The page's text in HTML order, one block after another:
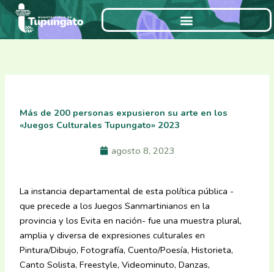
Ir
contenido
Más de 200 personas expusieron su arte en los
«Juegos Culturales Tupungato» 2023
agosto 8, 2023
La instancia departamental de esta política pública -
que precede a los Juegos Sanmartinianos en la
provincia y los Evita en nación- fue una muestra plural,
amplia y diversa de expresiones culturales en
Pintura/Dibujo, Fotografía, Cuento/Poesía, Historieta,
Canto Solista, Freestyle, Videominuto, Danzas,